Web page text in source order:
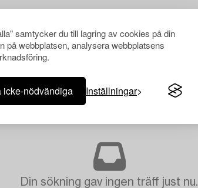
samtycker du till lagring av cookies på din
på webbplatsen, analysera webbplatsens
icke-nödvändiga Inställningar
Din sökning gav ingen träff just nu.